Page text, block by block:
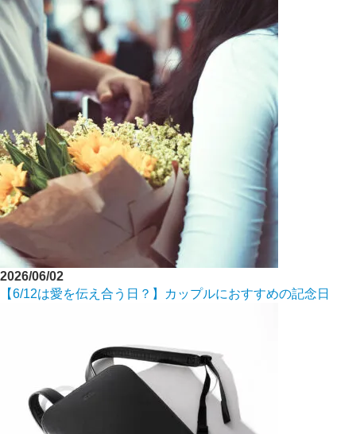
2026/06/02
【6/12は愛を伝え合う日？】カップルにおすすめの記念日